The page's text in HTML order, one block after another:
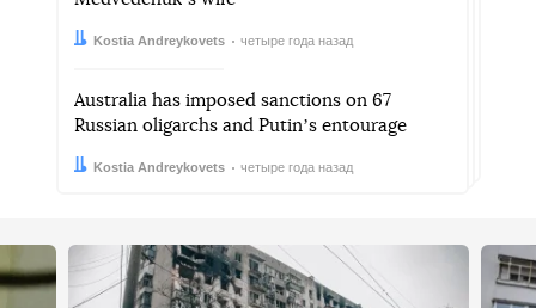
Автор:
Kostia Andreykovets
Дата: четыре года назад
Australia has imposed sanctions on 67
Russian oligarchs and Putinʼs entourage
Автор:
Kostia Andreykovets
Дата: четыре года назад